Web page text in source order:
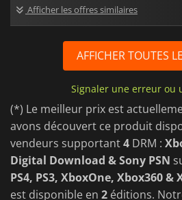
Afficher les offres similaires
AFFICHER TOUTES
Signaler une erreur ou
(*) Le meilleur prix est
avons découvert ce produit
vendeurs supportant4 DRM :
Digital Download & Sony PSN
PS4, PS3, XboxOne, Xbox360 &
est disponible en 2 éditions.